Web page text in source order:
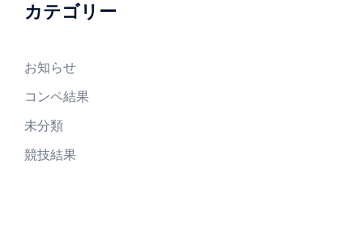
カテゴリー
お知らせ
コンペ結果
未分類
競技結果